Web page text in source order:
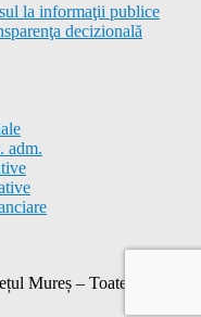
la informaţii publice
decizională
adm.
Mureș – Toate